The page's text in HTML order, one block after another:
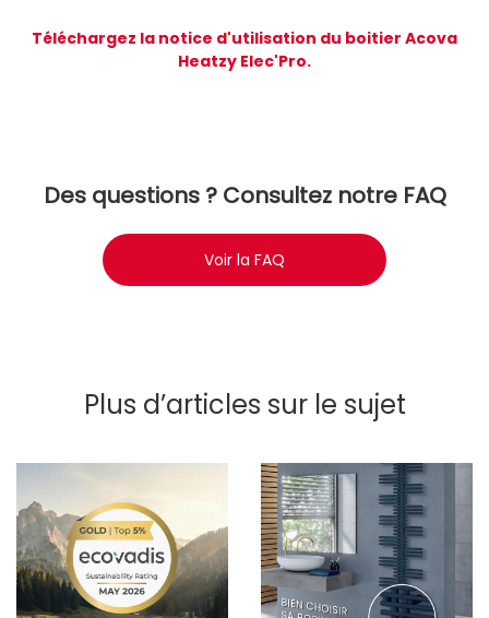
Téléchargez la notice d'utilisation du boitier Acova
Heatzy Elec'Pro.
Des questions ? Consultez notre FAQ
Voir la FAQ
Plus d’articles sur le sujet